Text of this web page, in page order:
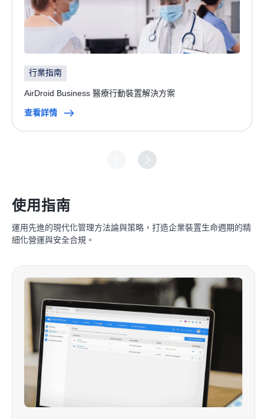
行業指南
AirDroid Business 醫療行動裝置解決方案
查看詳情
使用指南
運用先進的現代化管理方法論與策略，打造企業裝置生命週期的精
細化營運與安全合規。